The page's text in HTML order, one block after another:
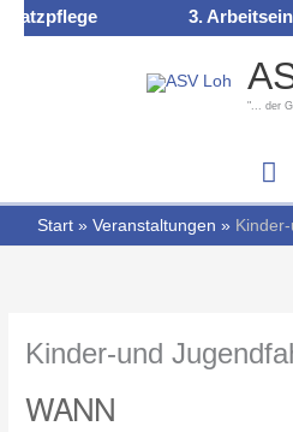
Zum
Inhalt
3.
"... der
Start Veranstaltungen
Kinder-und
WANN